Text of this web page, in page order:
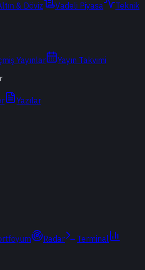
& Döviz Vadeli Piyasa
Teknik
Yayınlar
Yayın Takvimi
Yazılar
Radar
Terminal